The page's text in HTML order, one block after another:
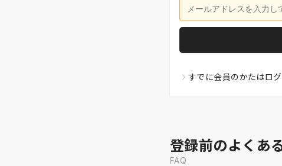
すでに会員のかたはロ
登録前のよくあ
FAQ